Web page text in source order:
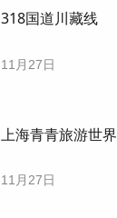
318国道川藏线
11月27日
上海青青旅游世界
11月27日